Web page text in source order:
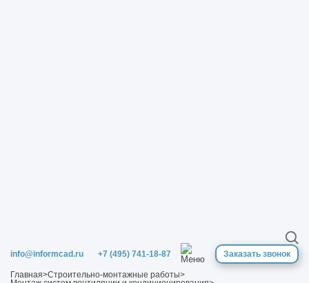
info@informcad.ru +7 (495) 741-18-87 Заказать звонок
Главная>Строительно-монтажные работы>